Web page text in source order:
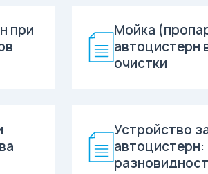
при
Мойка
автоцистерн
очистки
Устройство
автоцистерн: